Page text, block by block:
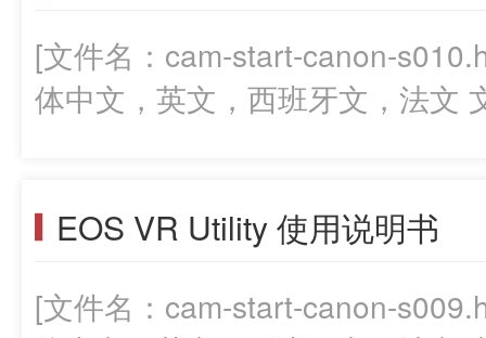
[文件名：cam-start-canon-
体中文，英文，西班牙文，法文
EOS VR Utility 使用说明书
[文件名：cam-start-canon-